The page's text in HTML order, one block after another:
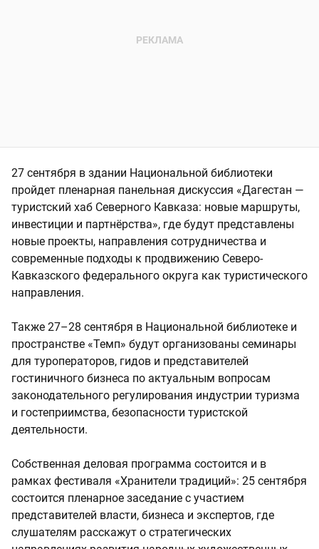
27 сентября в здании Национальной библиотеки
пройдет пленарная панельная дискуссия «Дагестан —
туристский хаб Северного Кавказа: новые маршруты,
инвестиции и партнёрства», где будут представлены
новые проекты, направления сотрудничества и
современные подходы к продвижению Северо-
Кавказского федерального округа как туристического
направления.
Также 27–28 сентября в Национальной библиотеке и
пространстве «Темп» будут организованы семинары
для туроператоров, гидов и представителей
гостиничного бизнеса по актуальным вопросам
законодательного регулирования индустрии туризма
и гостеприимства, безопасности туристской
деятельности.
Собственная деловая программа состоится и в
рамках фестиваля «Хранители традиций»: 25 сентября
состоится пленарное заседание с участием
представителей власти, бизнеса и экспертов, где
слушателям расскажут о стратегических